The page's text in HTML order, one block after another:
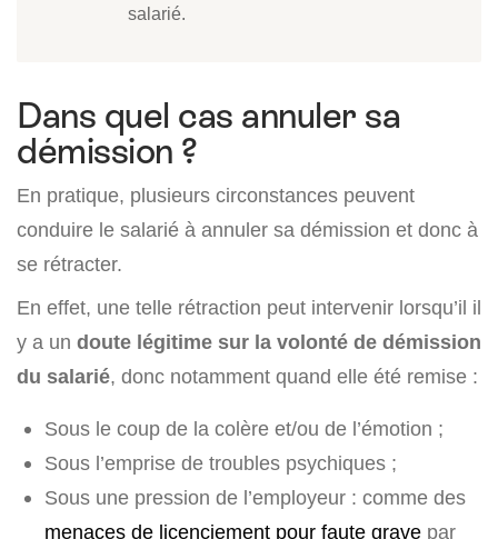
salarié.
Dans quel cas annuler sa
démission ?
En pratique, plusieurs circonstances peuvent
conduire le salarié à annuler sa démission et donc à
se rétracter.
En effet, une telle rétraction peut intervenir lorsqu’il il
y a un doute légitime sur la volonté de démission
du salarié, donc notamment quand elle été remise :
Sous le coup de la colère et/ou de l’émotion ;
Sous l’emprise de troubles psychiques ;
Sous une pression de l’employeur : comme des
menaces de licenciement pour faute grave par